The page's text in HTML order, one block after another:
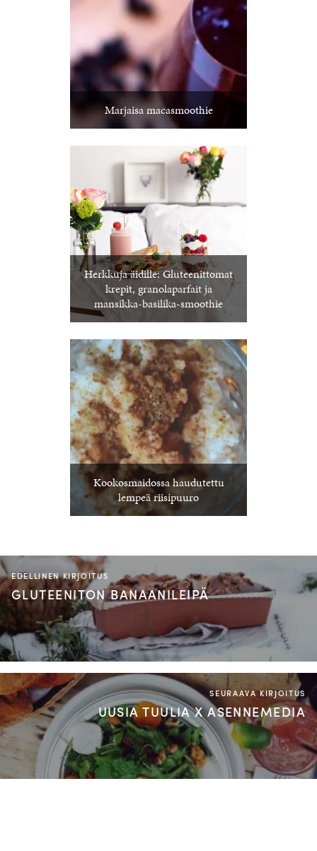
Marjaisa macasmoothie
Herkkuja äidille: Gluteenittomat
krepit, granolaparfait ja
mansikka-basilika-smoothie
Kookosmaidossa haudutettu
lempeä riisipuuro
EDELLINEN KIRJOITUS
GLUTEENITON BANAANILEIPÄ
SEURAAVA KIRJOITUS
UUSIA TUULIA X ASENNEMEDIA